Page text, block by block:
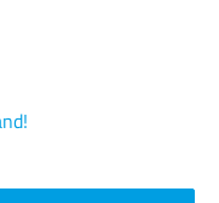
um die Anzahl zu erhöhen